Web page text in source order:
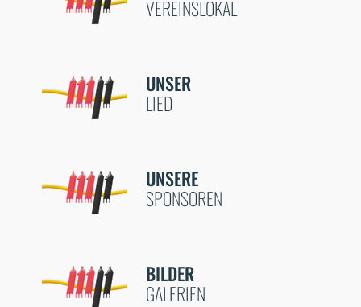
VEREINSLOKAL
UNSER
LIED
UNSERE
SPONSOREN
BILDER
GALERIEN